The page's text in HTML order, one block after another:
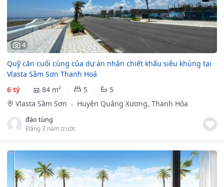
4
Quỹ căn cuối cùng của dự án nhận chiết khấu siêu khủng tại
Vlasta Sầm Sơn Thanh Hoá
6 tỷ
84 m² 5
5
Vlasta Sầm Sơn
Huyện Quảng Xương, Thanh Hóa
đào tùng
Đăng 3 năm trước